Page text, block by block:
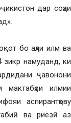
дар соҳаи
бо аҳли илм ва
намуданд, ки
ҷавонони
илмии
аспирантҳову
ва риёзӣ аз